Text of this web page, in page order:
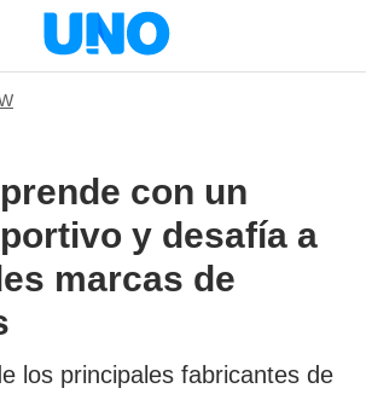
con un
y desafía a
marcas de
los principales fabricantes de